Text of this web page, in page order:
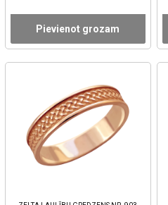
Pievienot grozam